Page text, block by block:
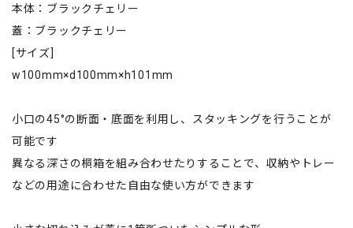
本体：ブラックチェリー
蓋：ブラックチェリー
[サイズ]
w100mm×d100mm×h101mm
小口の45°の断面・底面を利用し、スタッキングを行うことが
可能です
異なる深さの桐箱を組み合わせたりすることで、収納やトレー
などの用途に合わせた自由な使い方ができます